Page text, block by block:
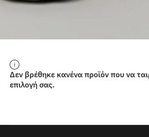
Δεν βρέθηκε κανένα προϊόν που να
επιλογή σας.